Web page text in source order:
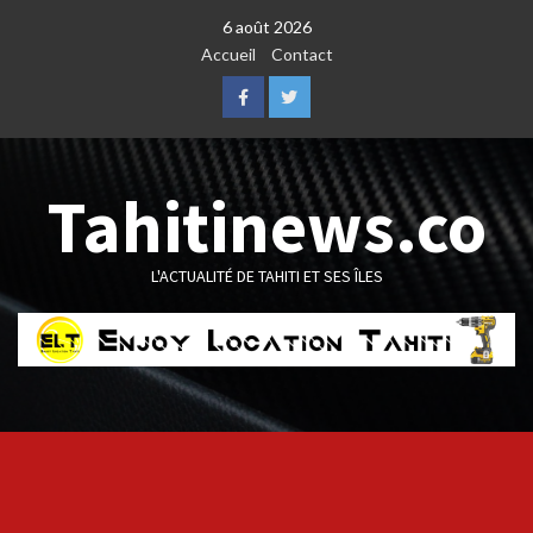
6 août 2026
Accueil
Contact
FacebookTwitter
Tahitinews.co
L'ACTUALITÉ DE TAHITI ET SES ÎLES